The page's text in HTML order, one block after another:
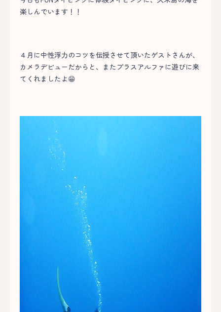
楽しんでいます！！
４月に中性浮力のコツを伝授させて頂いたゲストさんが、
カメラデビューだからと、またプラスアルファに遊びに来
てくれましたよ😁